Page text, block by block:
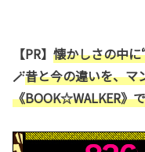
【PR】 懐かしさの中
🪄昔と今の違いを、マ
《BOOK☆WALKER》